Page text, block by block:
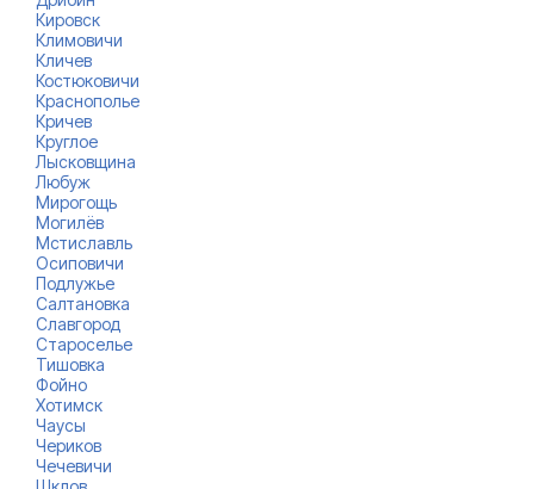
Кировск
Климовичи
Кличев
Костюковичи
Краснополье
Кричев
Круглое
Лысковщина
Любуж
Мирогощь
Могилёв
Мстиславль
Осиповичи
Подлужье
Салтановка
Славгород
Староселье
Тишовка
Фойно
Хотимск
Чаусы
Чериков
Чечевичи